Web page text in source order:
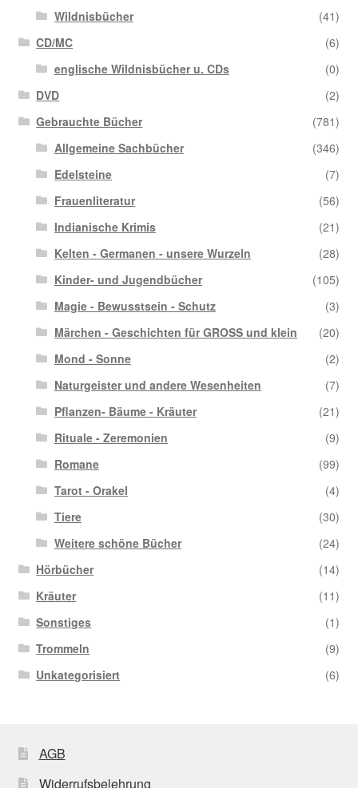
Wildnisbücher
(41)
CD/MC
(6)
englische Wildnisbücher u. CDs
(0)
DVD
(2)
Gebrauchte Bücher
(781)
Allgemeine Sachbücher
(346)
Edelsteine
(7)
Frauenliteratur
(56)
Indianische Krimis
(21)
Kelten - Germanen - unsere Wurzeln
(28)
Kinder- und Jugendbücher
(105)
Magie - Bewusstsein - Schutz
(3)
Märchen - Geschichten für GROSS und klein
(20)
Mond - Sonne
(2)
Naturgeister und andere Wesenheiten
(7)
Pflanzen- Bäume - Kräuter
(21)
Rituale - Zeremonien
(9)
Romane
(99)
Tarot - Orakel
(4)
Tiere
(30)
Weitere schöne Bücher
(24)
Hörbücher
(14)
Kräuter
(11)
Sonstiges
(1)
Trommeln
(9)
Unkategorisiert
(6)
AGB
Widerrufsbelehrung